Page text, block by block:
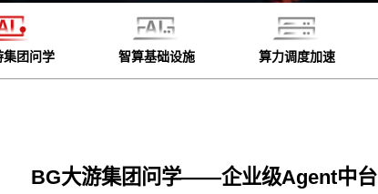
团问学 智算基础设施 算力调度加速
BG大游集团问学——企业级Agent中台